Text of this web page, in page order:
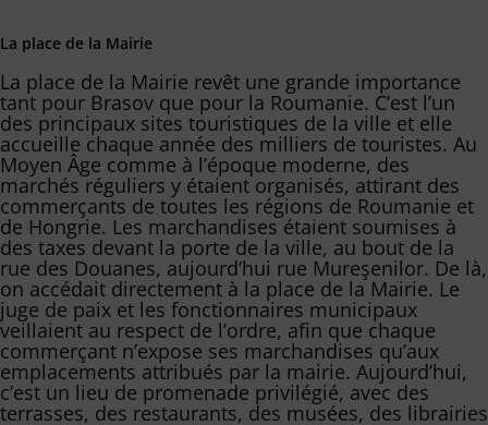
La place de la Mairie
La place de la Mairie revêt une grande importance
tant pour Brasov que pour la Roumanie. C’est l’un
des principaux sites touristiques de la ville et elle
accueille chaque année des milliers de touristes. Au
Moyen Âge comme à l’époque moderne, des
marchés réguliers y étaient organisés, attirant des
commerçants de toutes les régions de Roumanie et
de Hongrie. Les marchandises étaient soumises à
des taxes devant la porte de la ville, au bout de la
rue des Douanes, aujourd’hui rue Mureşenilor. De là,
on accédait directement à la place de la Mairie. Le
juge de paix et les fonctionnaires municipaux
veillaient au respect de l’ordre, afin que chaque
commerçant n’expose ses marchandises qu’aux
emplacements attribués par la mairie. Aujourd’hui,
c’est un lieu de promenade privilégié, avec des
terrasses, des restaurants, des musées, des librairies